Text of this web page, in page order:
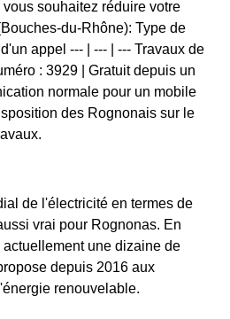
vous souhaitez réduire votre
du-Rhône): Type de
appel --- | --- | --- Travaux de
: 3929 | Gratuit depuis un
normale pour un mobile
des Rognonais sur le
de l'électricité en termes de
vrai pour Rognonas. En
une dizaine de
depuis 2016 aux
renouvelable.